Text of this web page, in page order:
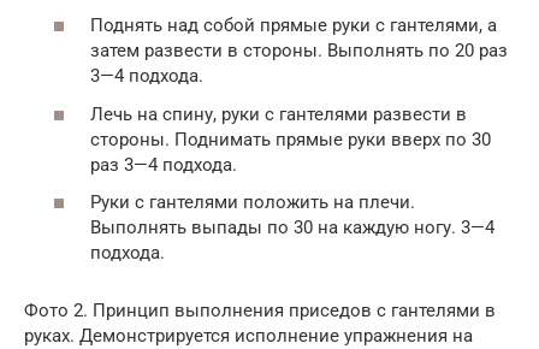
Поднять над собой прямые руки с гантелями, а
затем развести в стороны. Выполнять по 20 раз
3—4 подхода.
Лечь на спину, руки с гантелями развести в
стороны. Поднимать прямые руки вверх по 30
раз 3—4 подхода.
Руки с гантелями положить на плечи.
Выполнять выпады по 30 на каждую ногу. 3—4
подхода.
Фото 2. Принцип выполнения приседов с гантелями в
руках. Демонстрируется исполнение упражнения на